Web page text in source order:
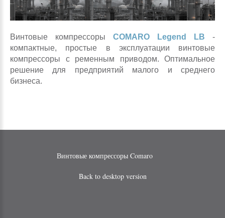
Винтовые компрессоры COMARO Legend LB -
компактные, простые в эксплуатации винтовые
компрессоры с ременным приводом. Оптимальное
решение для предприятий малого и среднего
бизнеса.
Винтовые компрессоры Comaro
Back to desktop version